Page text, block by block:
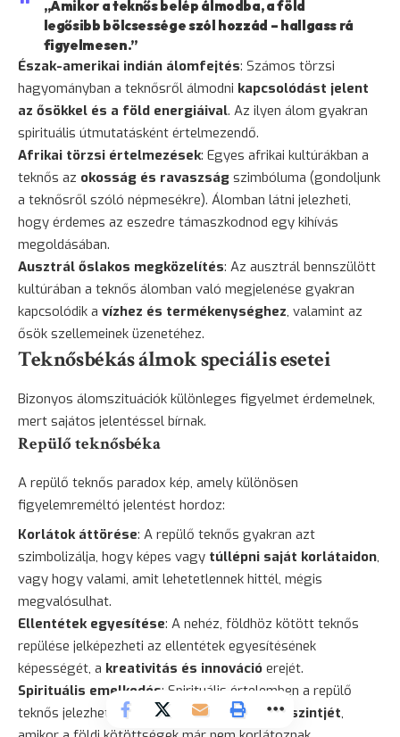
„Amikor a teknős belép álmodba, a föld
legősibb bölcsessége szól hozzád – hallgass rá
figyelmesen.”
Észak-amerikai indián álomfejtés: Számos törzsi
hagyományban a teknősről álmodni kapcsolódást jelent
az ősökkel és a föld energiáival. Az ilyen álom gyakran
spirituális útmutatásként értelmezendő.
Afrikai törzsi értelmezések: Egyes afrikai kultúrákban a
teknős az okosság és ravaszság szimbóluma (gondoljunk
a teknősről szóló népmesékre). Álomban látni jelezheti,
hogy érdemes az eszedre támaszkodnod egy kihívás
megoldásában.
Ausztrál őslakos megközelítés: Az ausztrál bennszülött
kultúrában a teknős álomban való megjelenése gyakran
kapcsolódik a vízhez és termékenységhez, valamint az
ősök szellemeinek üzenetéhez.
Teknősbékás álmok speciális esetei
Bizonyos álomszituációk különleges figyelmet érdemelnek,
mert sajátos jelentéssel bírnak.
Repülő teknősbéka
A repülő teknős paradox kép, amely különösen
figyelemreméltó jelentést hordoz:
Korlátok áttörése: A repülő teknős gyakran azt
szimbolizálja, hogy képes vagy túllépni saját korlátaidon,
vagy hogy valami, amit lehetetlennek hittél, mégis
megvalósulhat.
Ellentétek egyesítése: A nehéz, földhöz kötött teknős
repülése jelképezheti az ellentétek egyesítésének
képességét, a kreativitás és innováció erejét.
Spirituális emelkedés: Spirituális értelemben a repülő
teknős jelezheti alelki fejlődés magasabb szintjét,